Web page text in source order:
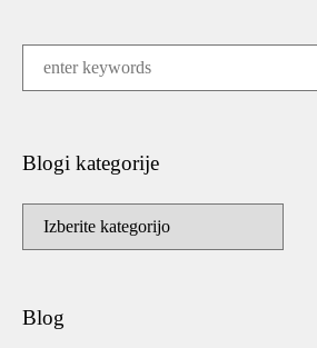
Blogi kategorije
kategorije
Blog